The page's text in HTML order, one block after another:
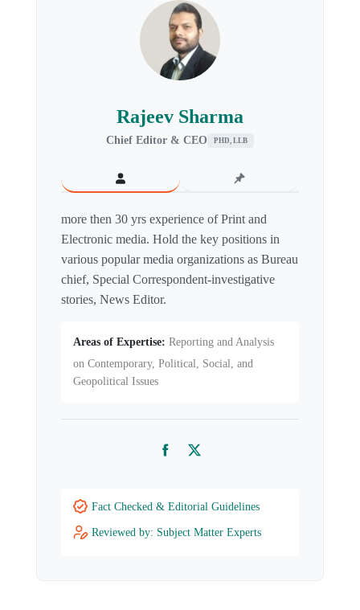
Rajeev Sharma
Chief Editor & CEO PHD, LLB
more then 30 yrs experience of Print and
Electronic media. Hold the key positions in
various popular media organizations as Bureau
chief, Special Correspondent-investigative
stories, News Editor.
Areas of Expertise: Reporting and Analysis
on Contemporary, Political, Social, and
Geopolitical Issues
FacebookTwitter
Fact Checked & Editorial Guidelines
Reviewed by: Subject Matter Experts